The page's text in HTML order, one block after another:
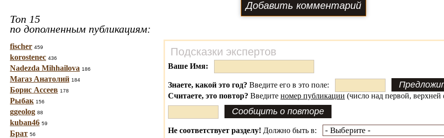
Топ 15
по дополненным публикациям:
fischer 459
korostenec 436
Nadezda Mihhailova 186
Магаз Анатолий 184
Борис Ассеев 178
Рыбак 156
ggeolog 88
kuban46 59
Брат 56
Подсказки экспертов
Ваше Имя:
Знаете, какой это год? Введите его в это поле:
Считаете, это повтор? Введите номер публикации (число над первой, верхней
Не соответствует разделу! Должно быть в: